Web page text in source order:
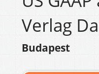
Verlag
Budapest